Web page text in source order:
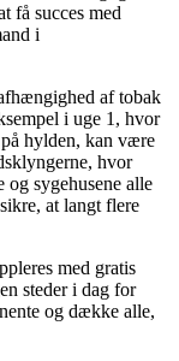
få succes med
i
af tobak
i uge 1, hvor
hylden, kan være
hvor
og sygehusene alle
at langt flere
med gratis
steder i dag for
og dække alle,